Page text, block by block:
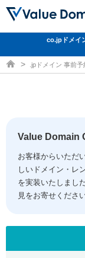
ドメイントップ
ドメイン移管
ドメイン価格一覧
ドメイン一括検索
.jpドメインオークショ
gTLDオークション
コアサーバー
バリューサーバー
XREA
セキュリティトップ
Value Domain ネット
SSL証明書
サービストップ
お得意様割引
co.jpドメイ
ドメイン取得ならバ
.jpドメイン 事前
Value Domain
お客様からいただ
しいドメイン・レ
を実装いたしまし
見をお寄せください